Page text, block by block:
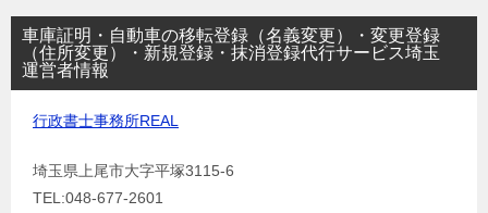
車庫証明・自動車の移転登録（名義変更）・変更登録
（住所変更）・新規登録・抹消登録代行サービス埼玉
運営者情報
行政書士事務所REAL
埼玉県上尾市大字平塚3115-6
TEL:048-677-2601